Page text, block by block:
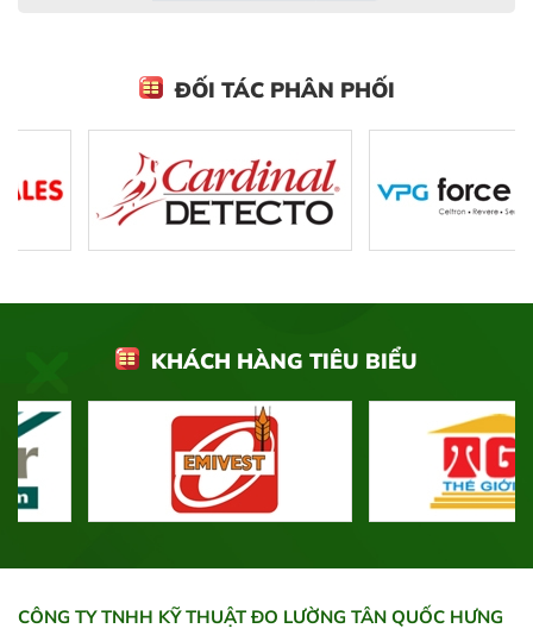
ĐỐI TÁC PHÂN PHỐI
KHÁCH HÀNG TIÊU BIỂU
CÔNG TY TNHH KỸ THUẬT ĐO LƯỜNG TÂN QUỐC HƯNG